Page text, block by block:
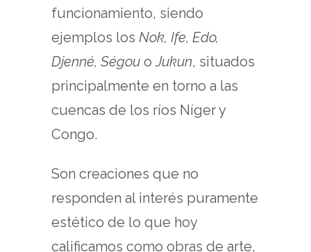
funcionamiento, siendo
ejemplos los Nok, Ife, Edo,
Djenné, Ségou oJukun, situados
principalmente en torno a las
cuencas de los ríos Níger y
Congo.
Son creaciones que no
responden al interés puramente
estético de lo que hoy
calificamos como obras de arte,